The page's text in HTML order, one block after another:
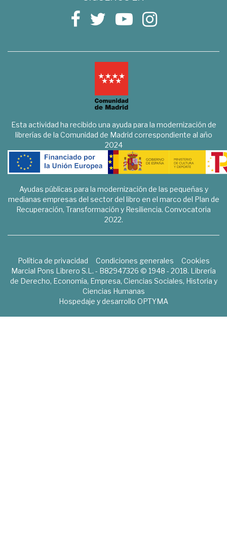
Esta actividad ha recibido una ayuda para la modernización de
librerías de la Comunidad de Madrid correspondiente al año
2024
Ayudas públicas para la modernización de las pequeñas y
medianas empresas del sector del libro en el marco del Plan de
Recuperación, Transformación y Resiliencia. Convocatoria
2022.
Política de privacidad Condiciones generales
Cookies
Marcial Pons Librero S.L. - B82947326 © 1948 - 2018. Librería
de Derecho, Economía, Empresa, Ciencias Sociales, Historia y
Ciencias Humanas
Hospedaje y desarrollo OPTYMA